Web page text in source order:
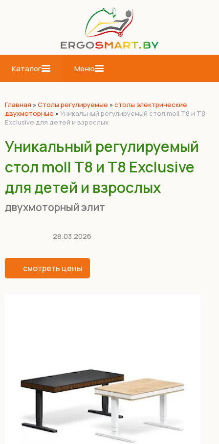
Каталог Меню
Главная » Cтолы регулируемые » столы электрические
двухмоторные » Уникальный регулируемый стол moll T8 и T8
Exclusive для детей и взрослых
Уникальный регулируемый
стол moll T8 и T8 Exclusive
для детей и взрослых
двухмоторный элит
28.03.2026
смотреть цены